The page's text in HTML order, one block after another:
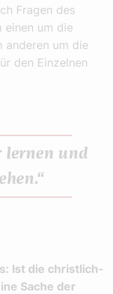
Fragen des
einen um die
anderen um die
den Einzelnen
lernen und
Ist die christlich-
Sache der